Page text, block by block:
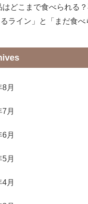
はどこまで食べられる
るライン」と「まだ食べ
8月
7月
6月
5月
4月